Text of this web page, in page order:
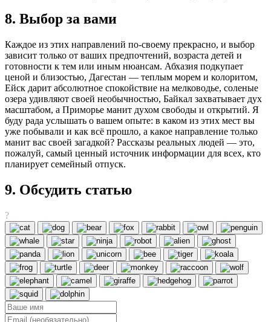
8. Выбор за вами
Каждое из этих направлений по-своему прекрасно, и выбор
зависит только от ваших предпочтений, возраста детей и
готовности к тем или иным нюансам. Абхазия подкупает
ценой и близостью, Дагестан — теплым морем и колоритом,
Ейск дарит абсолютное спокойствие на мелководье, соленые
озера удивляют своей необычностью, Байкал захватывает дух
масштабом, а Приморье манит духом свободы и открытий. Я
буду рада услышать о вашем опыте: в каком из этих мест вы
уже побывали и как всё прошло, а какое направление только
манит вас своей загадкой? Рассказы реальных людей — это,
пожалуй, самый ценный источник информации для всех, кто
планирует семейный отпуск.
9. Обсудить статью
?